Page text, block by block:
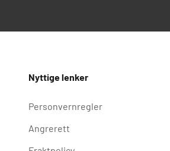
Nyttige lenker
Personvernregler
Angrerett